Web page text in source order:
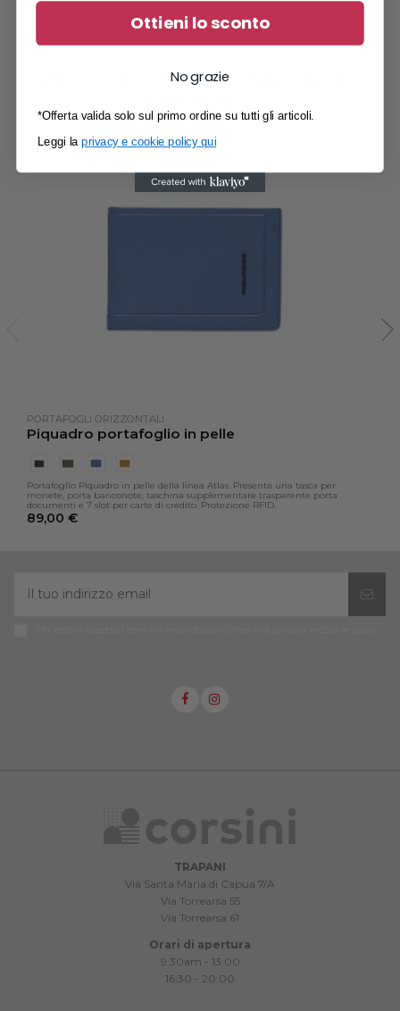
Altri prodotti a cui potresti essere
PORTAFOGLI ORIZZONTALI
Piquadro portafoglio in pelle
Portafoglio Piquadro in pelle della linea Atlas. Presenta una tasca per
monete, porta banconote, taschina supplementare trasparente porta
documenti e 7 slot per carte di credito. Protezione RFID.
89,00 €
TRAPANI
Via Santa Maria di Capua 7/A
Via Torrearsa 55
Via Torrearsa 61
Orari di apertura
9:30am - 13:00
16:30 - 20:00
Ottieni lo sconto
No grazie
*Offerta valida solo sul primo ordine su tutti gli articoli.
Leggi laprivacy e cookie policy qui